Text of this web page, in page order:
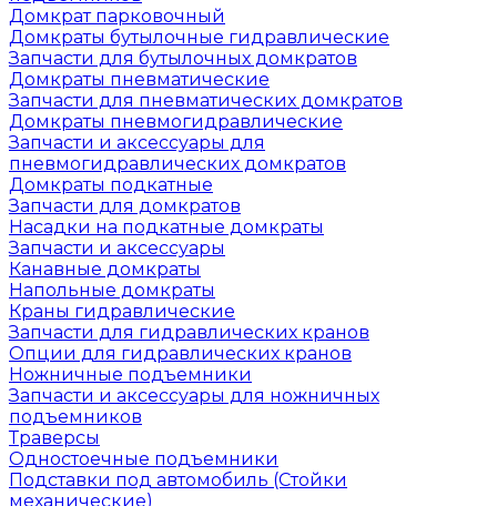
Домкрат парковочный
Домкраты бутылочные гидравлические
Запчасти для бутылочных домкратов
Домкраты пневматические
Запчасти для пневматических домкратов
Домкраты пневмогидравлические
Запчасти и аксессуары для
пневмогидравлических домкратов
Домкраты подкатные
Запчасти для домкратов
Насадки на подкатные домкраты
Запчасти и аксессуары
Канавные домкраты
Напольные домкраты
Краны гидравлические
Запчасти для гидравлических кранов
Опции для гидравлических кранов
Ножничные подъемники
Запчасти и аксессуары для ножничных
подъемников
Траверсы
Одностоечные подъемники
Подставки под автомобиль (Стойки
механические)